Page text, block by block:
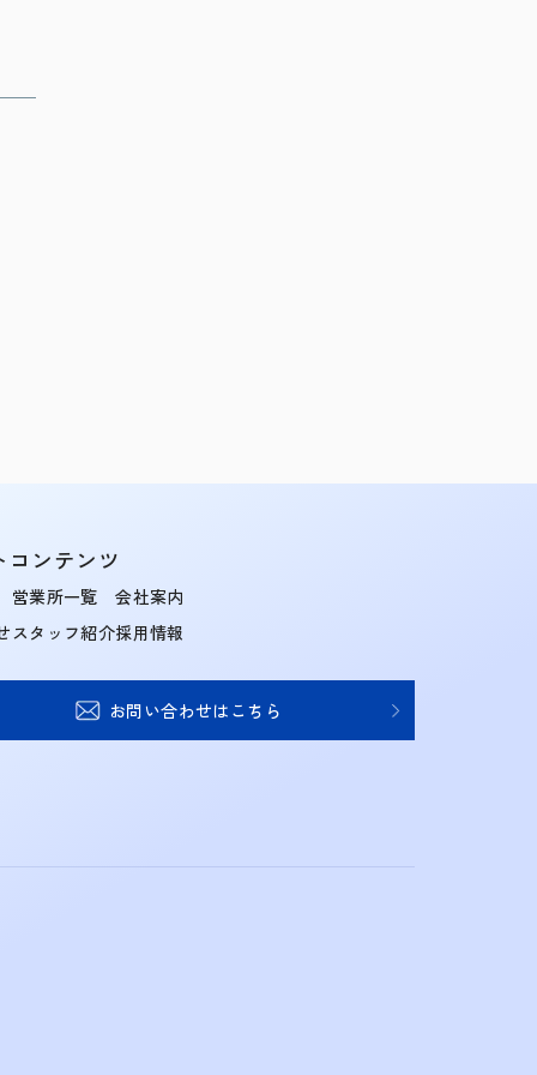
コンテンツ
営業所一覧
スタッフ紹介
会社案内
採用情報
お問い合わせはこちら